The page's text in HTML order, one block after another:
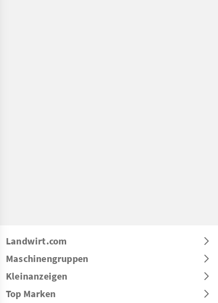
Landwirt.com
Maschinengruppen
Kleinanzeigen
Top Marken